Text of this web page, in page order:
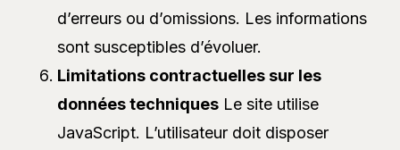
d’erreurs ou d’omissions. Les informations
sont susceptibles d’évoluer.
Limitations contractuelles sur les
données techniques Le site utilise
JavaScript. L’utilisateur doit disposer